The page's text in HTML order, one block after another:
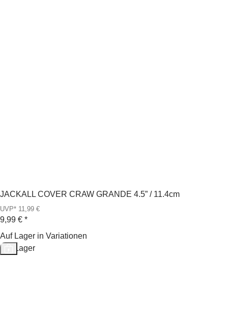
JACKALL COVER CRAW GRANDE 4.5” / 11.4cm
UVP* 11,99 €
9,99 € *
Auf Lager in Variationen
Auf Lager